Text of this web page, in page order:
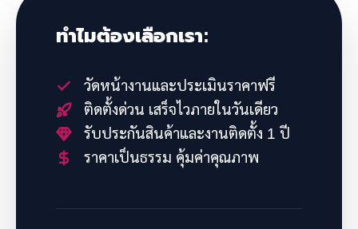
ทำไมต้องเลือกเรา:
วัดหน้างานและประเมินราคาฟรี
ติดตั้งด่วน เสร็จไวภายในวันเดียว
รับประกันสินค้าและงานติดตั้ง 1 ปี
ราคาเป็นธรรม คุ้มค่าคุณภาพ